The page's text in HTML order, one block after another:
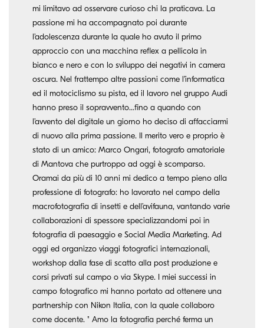
mi limitavo ad osservare curioso chi la praticava. La
passione mi ha accompagnato poi durante
l’adolescenza durante la quale ho avuto il primo
approccio con una macchina reflex a pellicola in
bianco e nero e con lo sviluppo dei negativi in camera
oscura. Nel frattempo altre passioni come l’informatica
ed il motociclismo su pista, ed il lavoro nel gruppo Audi
hanno preso il sopravvento...fino a quando con
l’avvento del digitale un giorno ho deciso di affacciarmi
di nuovo alla prima passione. Il merito vero e proprio è
stato di un amico: Marco Ongari, fotografo amatoriale
di Mantova che purtroppo ad oggi è scomparso.
Oramai da più di 10 anni mi dedico a tempo pieno alla
professione di fotografo: ho lavorato nel campo della
macrofotografia di insetti e dell’avifauna, vantando varie
collaborazioni di spessore specializzandomi poi in
fotografia di paesaggio e Social Media Marketing. Ad
oggi ed organizzo viaggi fotografici internazionali,
workshop dalla fase di scatto alla post produzione e
corsi privati sul campo o via Skype. I miei successi in
campo fotografico mi hanno portato ad ottenere una
partnership con Nikon Italia, con la quale collaboro
come docente. " Amo la fotografia perché ferma un